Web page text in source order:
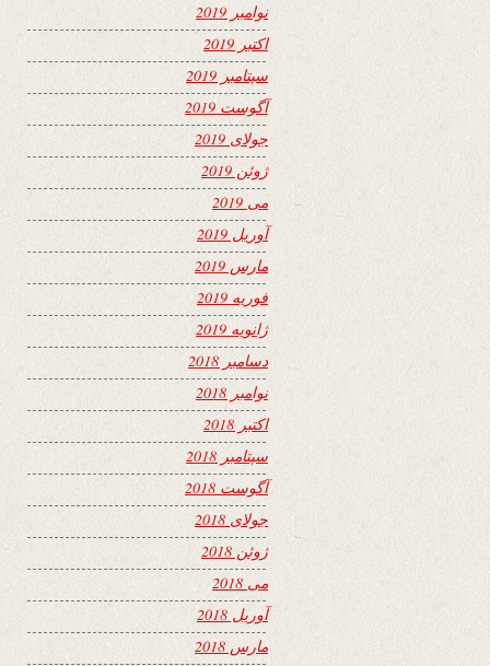
نوامبر 2019
اکتبر 2019
سپتامبر 2019
آگوست 2019
جولای 2019
ژوئن 2019
می 2019
آوریل 2019
مارس 2019
فوریه 2019
ژانویه 2019
دسامبر 2018
نوامبر 2018
اکتبر 2018
سپتامبر 2018
آگوست 2018
جولای 2018
ژوئن 2018
می 2018
آوریل 2018
مارس 2018